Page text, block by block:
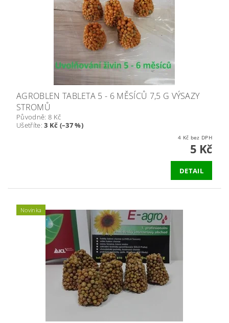
AGROBLEN TABLETA 5 - 6 MĚSÍCŮ 7,5 G VÝSAZY
STROMŮ
Původně: 8 Kč
Ušetříte:3 Kč (–37 %)
4 Kč bez DPH
5 Kč
DETAIL
Novinka